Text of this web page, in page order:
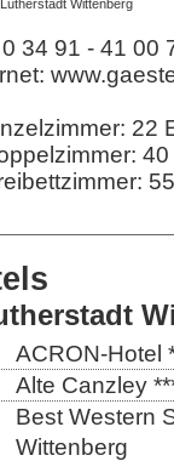
Wittenberg
34 91 - 41 00
22
ACRON-Hotel
Alte Canzley
Best Western
Wittenberg